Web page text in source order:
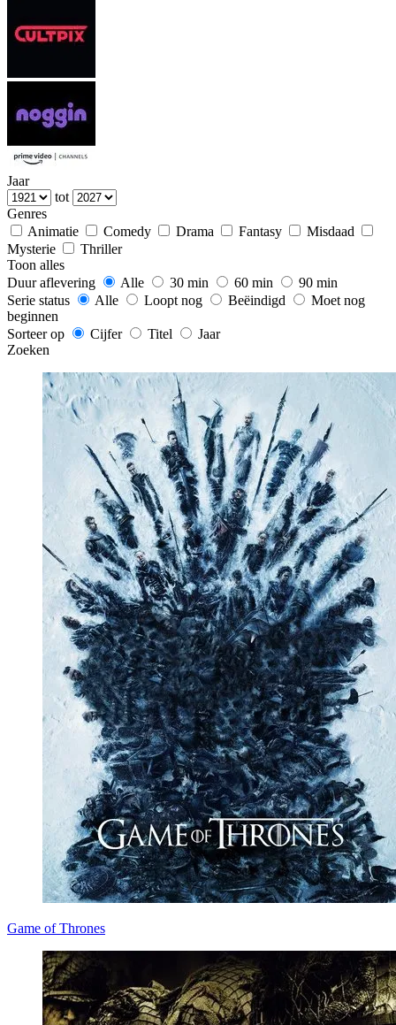
Jaar
tot
Genres
Animatie
Comedy Drama Fantasy
Misdaad
Mysterie
Thriller
Toon alles
Duur aflevering
Alle 30 min 60 min
90 min
Serie status
Alle Loopt nog Beëindigd
Moet nog
beginnen
Sorteer op
Cijfer Titel
Jaar
Zoeken
Game of Thrones